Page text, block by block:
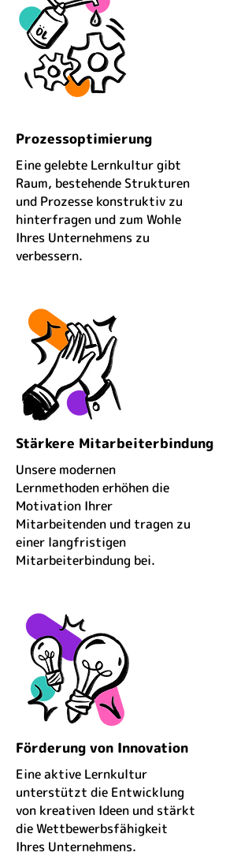
Prozessoptimierung
Eine gelebte Lernkultur gibt
Raum, bestehende Strukturen
und Prozesse konstruktiv zu
hinterfragen und zum Wohle
Ihres Unternehmens zu
verbessern.
Stärkere Mitarbeiterbindung
Unsere modernen
Lernmethoden erhöhen die
Motivation Ihrer
Mitarbeitenden und tragen zu
einer langfristigen
Mitarbeiterbindung bei.
Förderung von Innovation
Eine aktive Lernkultur
unterstützt die Entwicklung
von kreativen Ideen und stärkt
die Wettbewerbsfähigkeit
Ihres Unternehmens.